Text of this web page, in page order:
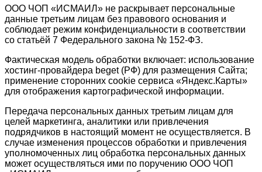
ООО ЧОП «ИСМАИЛ» не раскрывает персональные
данные третьим лицам без правового основания и
соблюдает режим конфиденциальности в соответствии
со статьёй 7 Федерального закона № 152-ФЗ.
Фактическая модель обработки включает: использование
хостинг-провайдера beget (РФ) для размещения Сайта;
применение сторонних cookie сервиса «Яндекс.Карты»
для отображения картографической информации.
Передача персональных данных третьим лицам для
целей маркетинга, аналитики или привлечения
подрядчиков в настоящий момент не осуществляется. В
случае изменения процессов обработки и привлечения
уполномоченных лиц обработка персональных данных
может осуществляться ими по поручению ООО ЧОП